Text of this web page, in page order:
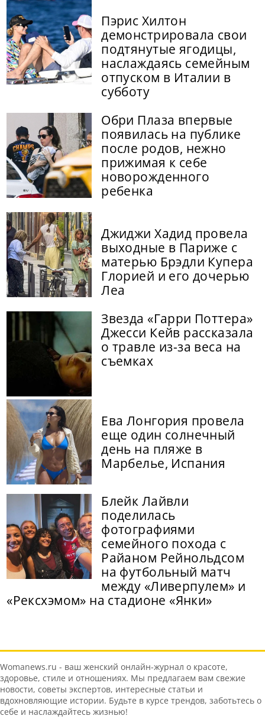
Пэрис Хилтон
демонстрировала свои
подтянутые ягодицы,
наслаждаясь семейным
отпуском в Италии в
субботу
Обри Плаза впервые
появилась на публике
после родов, нежно
прижимая к себе
новорожденного
ребенка
Джиджи Хадид провела
выходные в Париже с
матерью Брэдли Купера
Глорией и его дочерью
Леа
Звезда «Гарри Поттера»
Джесси Кейв рассказала
о травле из-за веса на
съемках
Ева Лонгория провела
еще один солнечный
день на пляже в
Марбелье, Испания
Блейк Лайвли
поделилась
фотографиями
семейного похода с
Райаном Рейнольдсом
на футбольный матч
между «Ливерпулем» и
«Рексхэмом» на стадионе «Янки»
Womanews.ru - ваш женский онлайн-журнал о красоте,
здоровье, стиле и отношениях. Мы предлагаем вам свежие
новости, советы экспертов, интересные статьи и
вдохновляющие истории. Будьте в курсе трендов, заботьтесь о
себе и наслаждайтесь жизнью!